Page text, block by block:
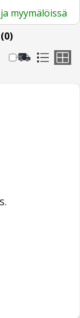
myymälöissä